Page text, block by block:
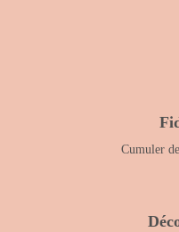
Cumuler